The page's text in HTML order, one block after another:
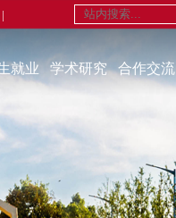
|
就业
工作
业工作
学术研究
科研成果
合作交流